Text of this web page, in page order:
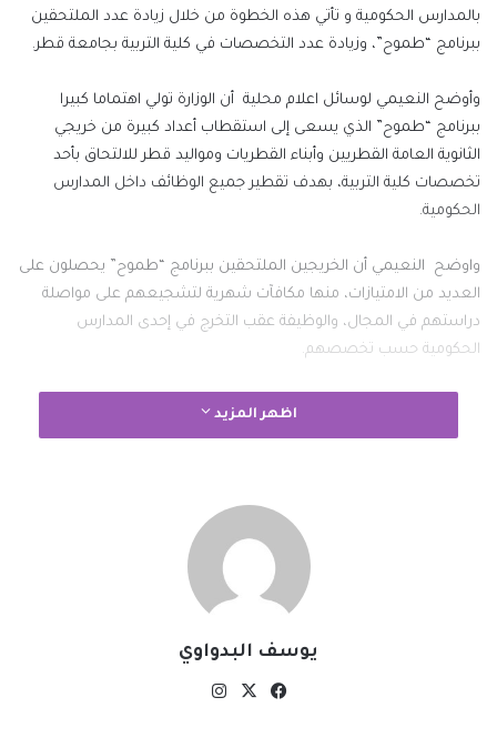
بالمدارس الحكومية و تأتي هذه الخطوة من خلال زيادة عدد الملتحقين
ببرنامج “طموح”، وزيادة عدد التخصصات في كلية التربية بجامعة قطر.
وأوضح النعيمي لوسائل اعلام محلية أن الوزارة تولي اهتماما كبيرا
ببرنامج “طموح” الذي يسعى إلى استقطاب أعداد كبيرة من خريجي
الثانوية العامة القطريين وأبناء القطريات ومواليد قطر للالتحاق بأحد
تخصصات كلية التربية، بهدف تقطير جميع الوظائف داخل المدارس
الحكومية.
واوضح النعيمي أن الخريجين الملتحقين ببرنامج “طموح” يحصلون على
العديد من الامتيازات، منها مكافآت شهرية لتشجيعهم على مواصلة
دراستهم في المجال، والوظيفة عقب التخرج في إحدى المدارس
الحكومية حسب تخصصهم.
والجدير بالذكر إلى أن قطر أطلقت برنامج “طموح” قبل سنوات، لسد
احتياجات المؤسسات التربوية الحكومية من الوظائف التعليمية،
الإدارية والعمل والشؤون الاجتماعية.
اظهر المزيد
يوسف البدواوي
فيسبوك
‫X